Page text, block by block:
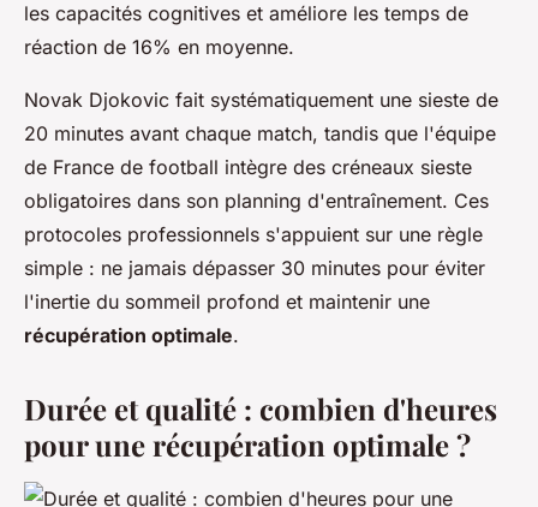
les capacités cognitives et améliore les temps de
réaction de 16% en moyenne.
Novak Djokovic fait systématiquement une sieste de
20 minutes avant chaque match, tandis que l'équipe
de France de football intègre des créneaux sieste
obligatoires dans son planning d'entraînement. Ces
protocoles professionnels s'appuient sur une règle
simple : ne jamais dépasser 30 minutes pour éviter
l'inertie du sommeil profond et maintenir une
récupération optimale.
Durée et qualité : combien d'heures
pour une récupération optimale ?